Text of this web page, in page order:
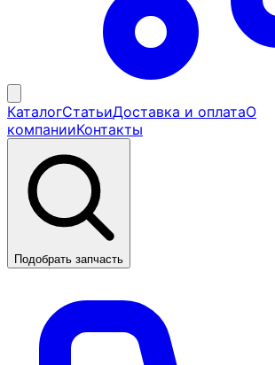
КаталогСтатьиДоставка и оплатаО
компанииКонтакты
Подобрать запчасть